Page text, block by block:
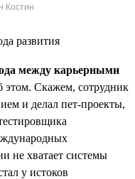
Костин
между карьерными
Скажем, сотрудник
и делал пет-проекты,
не хватает системы
у истоков